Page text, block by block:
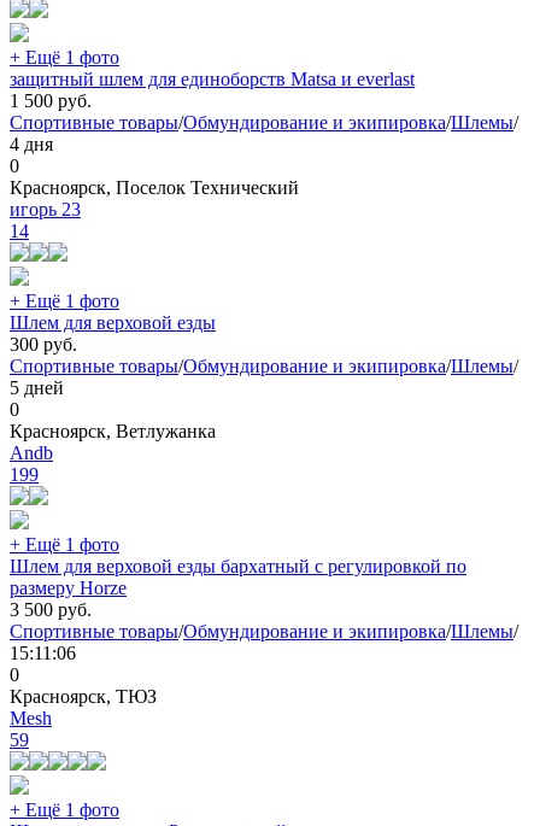
+ Ещё 1 фото
защитный шлем для единоборств Matsa и everlast
1 500 руб.
Спортивные товары/Обмундирование и экипировка/Шлемы/
4 дня
0
Красноярск, Поселок Технический
игорь 23
14
+ Ещё 1 фото
Шлем для верховой езды
300 руб.
Спортивные товары/Обмундирование и экипировка/Шлемы/
5 дней
0
Красноярск, Ветлужанка
Andb
199
+ Ещё 1 фото
Шлем для верховой езды бархатный с регулировкой по
размеру Horze
3 500 руб.
Спортивные товары/Обмундирование и экипировка/Шлемы/
15:11:06
0
Красноярск, ТЮЗ
Mesh
59
+ Ещё 1 фото